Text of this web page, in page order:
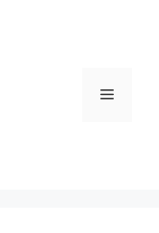
Menu